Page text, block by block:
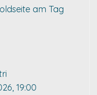
am Tag
19:00